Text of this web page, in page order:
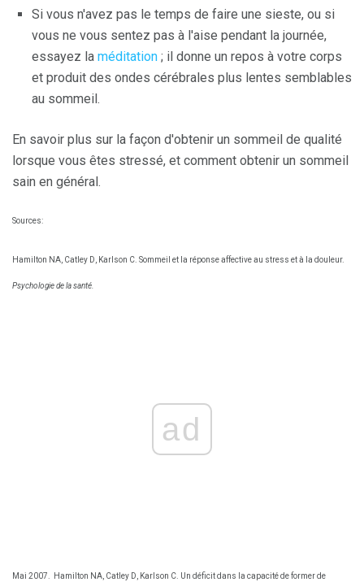
Si vous n'avez pas le temps de faire une sieste, ou si
vous ne vous sentez pas à l'aise pendant la journée,
essayez la méditation ; il donne un repos à votre corps
et produit des ondes cérébrales plus lentes semblables
au sommeil.
En savoir plus sur la façon d'obtenir un sommeil de qualité
lorsque vous êtes stressé, et comment obtenir un sommeil
sain en général.
Sources:
Hamilton NA, Catley D, Karlson C. Sommeil et la réponse affective au stress et à la douleur.
Psychologie de la santé.
ad
Mai 2007. Hamilton NA, Catley D, Karlson C. Un déficit dans la capacité de former de